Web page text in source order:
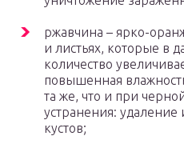
ржавчина – ярко-
и листьях, которые в
количество
повышенная
та же, что и при
устранения:
кустов;